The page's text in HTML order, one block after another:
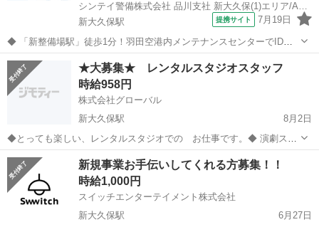
シンテイ警備株式会社 品川支社 新大久保(1)エリア/A3203200147
新大久保駅
提携サイト 7月19日
◆ 「新整備場駅」徒歩1分！羽田空港内メンテナンスセンターでIDチ
ェック等 ◆ 超レア案件！人気職種なのでお早めに♪ メンテナンスセン
ター関係者の 受付やIDチェック、案内業務をお任せします♪ 一般の方
の対応はありません◎...
東京 新大久保駅 警備員
★大募集★ レンタルスタジオスタッフ
時給958円
株式会社グローバル
新大久保駅
8月2日
◆とっても楽しい、レンタルスタジオでの お仕事です。◆ 演劇スク
ール・スポーツエクササイズなどを行っています♪ 人と接することが
好きな方、演劇に興味のある方、など大歓迎❤ 時 間：10時～22時の
間で3-4時間...
東京 新宿区 新大久保駅 土日
新規事業お手伝いしてくれる方募集！！
時給1,000円
スイッチエンターテイメント株式会社
新大久保駅
6月27日